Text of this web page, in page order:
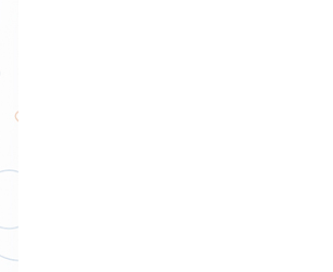
a parceria da Apcef
e invista em saúde
de lazer!